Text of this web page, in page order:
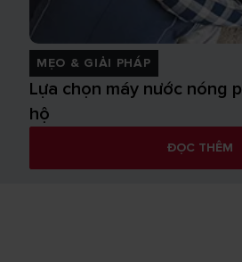
MẸO & GIẢI PHÁP
Lựa chọn máy nước nóng
hộ
ĐỌC THÊM